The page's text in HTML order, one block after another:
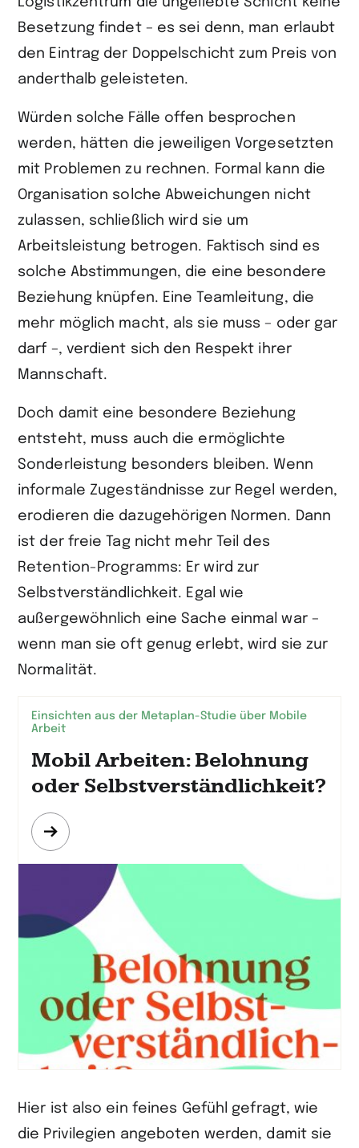
Besetzung findet – es sei denn, man erlaubt
den Eintrag der Doppelschicht zum Preis von
anderthalb geleisteten.
Würden solche Fälle offen besprochen
werden, hätten die jeweiligen Vorgesetzten
mit Problemen zu rechnen. Formal kann die
Organisation solche Abweichungen nicht
zulassen, schließlich wird sie um
Arbeitsleistung betrogen. Faktisch sind es
solche Abstimmungen, die eine besondere
Beziehung knüpfen. Eine Teamleitung, die
mehr möglich macht, als sie muss – oder gar
darf –, verdient sich den Respekt ihrer
Mannschaft.
Doch damit eine besondere Beziehung
entsteht, muss auch die ermöglichte
Sonderleistung besonders bleiben. Wenn
informale Zugeständnisse zur Regel werden,
erodieren die dazugehörigen Normen. Dann
ist der freie Tag nicht mehr Teil des
Retention-Programms: Er wird zur
Selbstverständlichkeit. Egal wie
außergewöhnlich eine Sache einmal war –
wenn man sie oft genug erlebt, wird sie zur
Normalität.
Einsichten aus der Metaplan-Studie über Mobile
Arbeit
Mobil Arbeiten: Belohnung
oder Selbst­verständlichkeit?
Mehr
erfahren
Hier ist also ein feines Gefühl gefragt, wie
die Privilegien angeboten werden, damit sie